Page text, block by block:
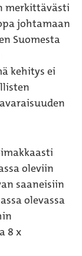
merkittävästi
johtamaan
Suomesta
kehitys ei
oleviin
saaneisiin
olevassa
8 x